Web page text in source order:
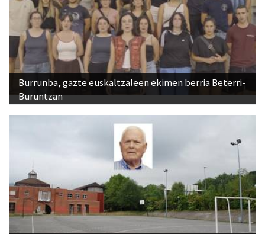
Burrunba, gazte euskaltzaleen ekimen berria Beterri-
Buruntzan